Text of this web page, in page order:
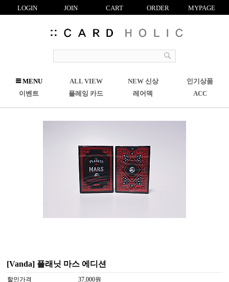
LOGIN JOIN CART ORDER MYPAGE
R
CMENU ALL VIEW NEW 신상
인기상품
이벤트
플레잉 카드 레어덱 ACC
[Vanda] 플래닛 마스 에디션
할인가격
37,000원